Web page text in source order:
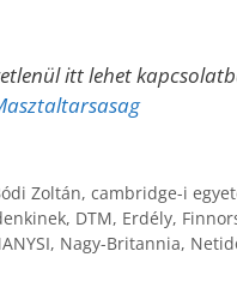
itt lehet
Zoltán, cambridge-i
, DTM, Erdély,
, Nagy-Britannia,